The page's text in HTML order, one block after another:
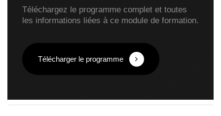
Téléchargez le programme complet et toutes
les informations liées à ce module de formation.
Télécharger le programme